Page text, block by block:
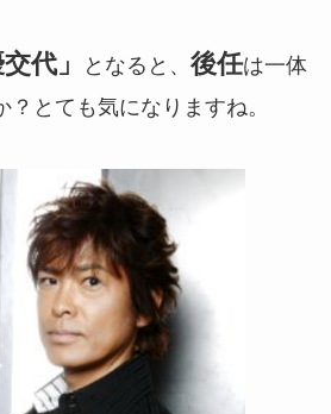
代」 となると、 後任は一体
とても気になりますね。